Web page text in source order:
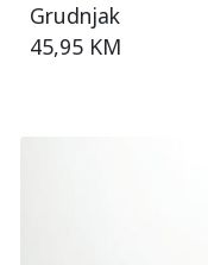
Grudnjak
45,95 KM